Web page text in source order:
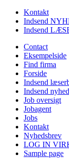
Kontakt
Indsend
Indsend
Contact
Eksempelside
Find firma
Forside
Indsend
Indsend nyhed
Job oversigt
Jobagent
Jobs
Kontakt
Nyhedsbrev
LOG IN
Sample page